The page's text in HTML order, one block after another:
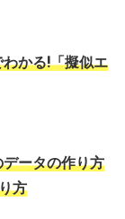
かる!「擬似エ
ータの作り方
方